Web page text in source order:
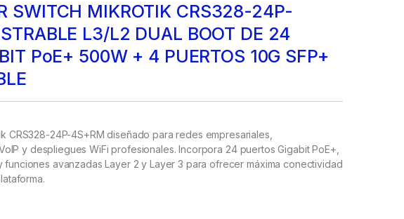
SWITCH MIKROTIK CRS328-24P-
L3/L2 DUAL BOOT DE 24
PoE+ 500W + 4 PUERTOS 10G SFP+
CRS328-24P-4S+RM diseñado para redes empresariales,
y despliegues WiFi profesionales. Incorpora 24 puertos Gigabit PoE+,
funciones avanzadas Layer 2 y Layer 3 para ofrecer máxima conectividad